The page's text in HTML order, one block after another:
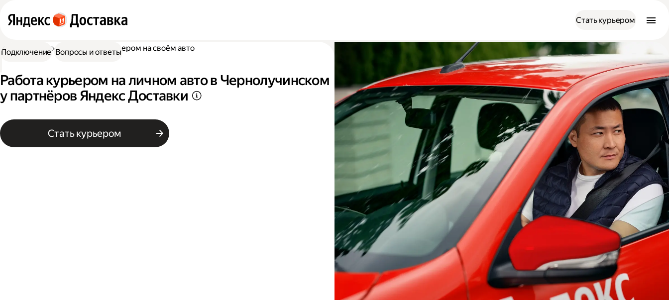
Стать курьером
Работа курьером Работа курьером на своём авто
Работа курьером на личном авто в Чернолучинском
у партнёров Яндекс Доставки
Стать курьером
Подключение Вопросы и ответы